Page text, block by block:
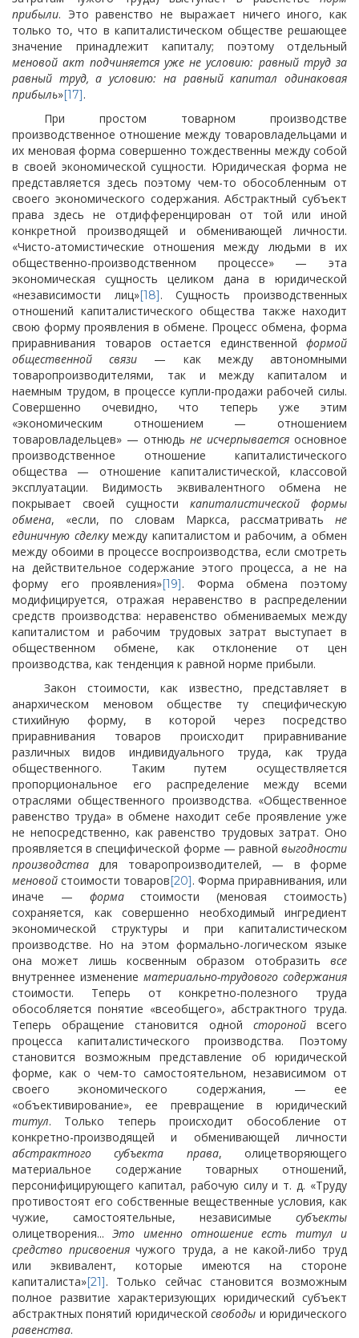
прибыли. Это равенство не выражает ничего иного, как
только то, что в капиталистическом обществе решающее
значение принадлежит капиталу; поэтому отдельный
меновой акт подчиняется уже не условию: равный труд за
равный труд, а условию: на равный капитал одинаковая
прибыль»[17].
При простом товарном производстве
производственное отношение между товаровладельцами и
их меновая форма совершенно тождественны между собой
в своей экономической сущности. Юридическая форма не
представляется здесь поэтому чем-то обособленным от
своего экономического содержания. Абстрактный субъект
права здесь не отдифференцирован от той или иной
конкретной производящей и обменивающей личности.
«Чисто-атомистические отношения между людьми в их
общественно-производственном процессе» — эта
экономическая сущность целиком дана в юридической
«независимости лиц»[18]. Сущность производственных
отношений капиталистического общества также находит
свою форму проявления в обмене. Процесс обмена, форма
приравнивания товаров остается единственной формой
общественной связи — как между автономными
товаропроизводителями, так и между капиталом и
наемным трудом, в процессе купли-продажи рабочей силы.
Совершенно очевидно, что теперь уже этим
«экономическим отношением — отношением
товаровладельцев» — отнюдь не исчерпывается основное
производственное отношение капиталистического
общества — отношение капиталистической, классовой
эксплуатации. Видимость эквивалентного обмена не
покрывает своей сущности капиталистической формы
обмена, «если, по словам Маркса, рассматривать не
единичную сделкумежду капиталистом и рабочим, а обмен
между обоими в процессе воспроизводства, если смотреть
на действительное содержание этого процесса, а не на
форму его проявления»[19]. Форма обмена поэтому
модифицируется, отражая неравенство в распределении
средств производства: неравенство обмениваемых между
капиталистом и рабочим трудовых затрат выступает в
общественном обмене, как отклонение от цен
производства, как тенденция к равной норме прибыли.
Закон стоимости, как известно, представляет в
анархическом меновом обществе ту специфическую
стихийную форму, в которой через посредство
приравнивания товаров происходит приравнивание
различных видов индивидуального труда, как труда
общественного. Таким путем осуществляется
пропорциональное его распределение между всеми
отраслями общественного производства. «Общественное
равенство труда» в обмене находит себе проявление уже
не непосредственно, как равенство трудовых затрат. Оно
проявляется в специфической форме — равной выгодности
производства для товаропроизводителей, — в форме
меновой стоимости товаров[20]. Форма приравнивания, или
иначе — формастоимости (меновая стоимость)
сохраняется, как совершенно необходимый ингредиент
экономической структуры и при капиталистическом
производстве. Но на этом формально-логическом языке
она может лишь косвенным образом отобразить все
внутреннее изменение материально-трудового содержания
стоимости. Теперь от конкретно-полезного труда
обособляется понятие «всеобщего», абстрактного труда.
Теперь обращение становится одной сторонойвсего
процесса капиталистического производства. Поэтому
становится возможным представление об юридической
форме, как о чем-то самостоятельном, независимом от
своего экономического содержания, — ее
«объективирование», ее превращение в юридический
титул. Только теперь происходит обособление от
конкретно-производящей и обменивающей личности
абстрактного субъекта права, олицетворяющего
материальное содержание товарных отношений,
персонифицирующего капитал, рабочую силу и т. д. «Труду
противостоят его собственные вещественные условия, как
чужие, самостоятельные, независимые субъекты
олицетворения...Это именно отношение есть титул и
средство присвоениячужого труда, а не какой-либо труд
или эквивалент, которые имеются на стороне
капиталиста»[21]. Только сейчас становится возможным
полное развитие характеризующих юридический субъект
абстрактных понятий юридическойсвободы и юридического
равенства.